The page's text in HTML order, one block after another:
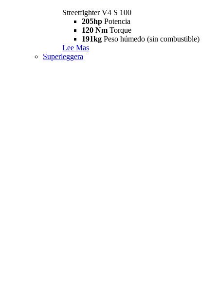
Streetfighter V4 S 100
205hp Potencia
120 Nm Torque
191kg Peso húmedo (sin combustible)
Lee Mas
Superleggera